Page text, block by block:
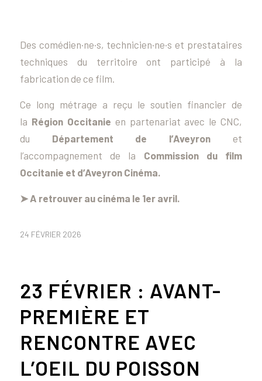
Des comédien·ne·s, technicien·ne·s et prestataires
techniques du territoire ont participé à la
fabrication de ce film.
Ce long métrage a reçu le soutien financier de
la Région Occitanie en partenariat avec le CNC,
du Département de l’Aveyron et
l’accompagnement de la Commission du film
Occitanie et d’Aveyron Cinéma.
➤ A retrouver au cinéma le 1er avril.
24 FÉVRIER 2026
23 FÉVRIER : AVANT-
PREMIÈRE ET
RENCONTRE AVEC
L’OEIL DU POISSON